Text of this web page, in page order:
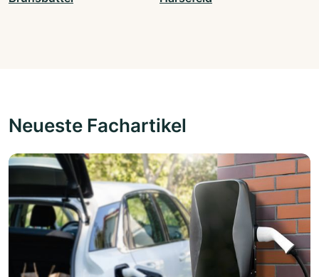
Neueste Fachartikel